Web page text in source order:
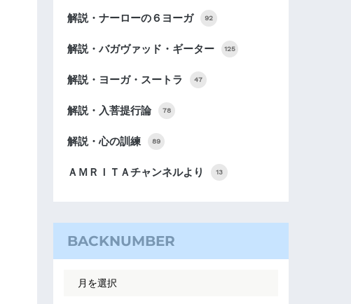
解説・ナーローの６ヨーガ 92
解説・バガヴァッド・ギーター 125
解説・ヨーガ・スートラ 47
解説・入菩提行論 78
解説・心の訓練 89
ＡＭＲＩＴＡチャンネルより 13
BACKNUMBER